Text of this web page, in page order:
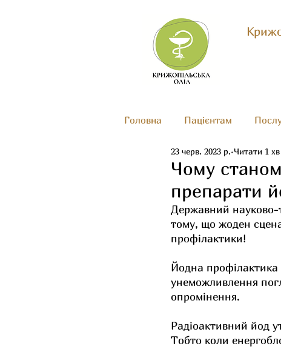
Головна Пацієнтам
Чому
препарати
23 черв. 2023 р. Читати 1 хв
Державний науково-
тому, що жоден
профілактики!
Йодна
унеможливлення
опромінення.
Радіоактивний йод
Тобто коли